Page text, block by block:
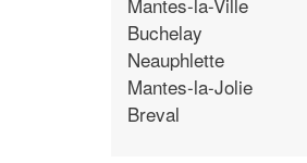
Buchelay
Neauphlette
Mantes-la-Jolie
Breval